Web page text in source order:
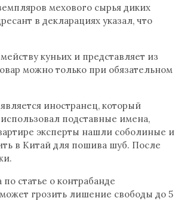
мехового сырья диких
в декларациях указал, что
куньих и представляет из
можно только при обязательном
иностранец, который
подставные имена,
эксперты нашли соболиные и
в Китай для пошива шуб. После
статье о контрабанде
грозить лишение свободы до 5